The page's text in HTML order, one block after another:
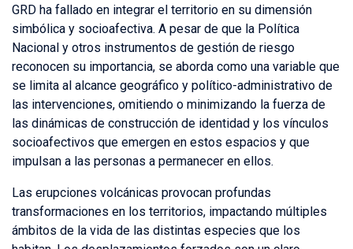
GRD ha fallado en integrar el territorio en su dimensión
simbólica y socioafectiva. A pesar de que la Política
Nacional y otros instrumentos de gestión de riesgo
reconocen su importancia, se aborda como una variable que
se limita al alcance geográfico y político-administrativo de
las intervenciones, omitiendo o minimizando la fuerza de
las dinámicas de construcción de identidad y los vínculos
socioafectivos que emergen en estos espacios y que
impulsan a las personas a permanecer en ellos.
Las erupciones volcánicas provocan profundas
transformaciones en los territorios, impactando múltiples
ámbitos de la vida de las distintas especies que los